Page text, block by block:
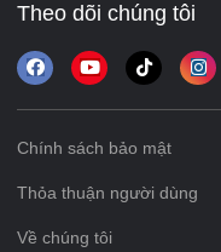
Theo dõi chúng tôi
Chính sách bảo mật
Thỏa thuận người dùng
Về chúng tôi